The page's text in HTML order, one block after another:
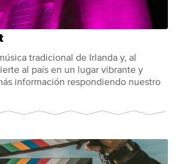
tradicional de Irlanda y, al
al país en un lugar vibrante y
información respondiendo nuestro